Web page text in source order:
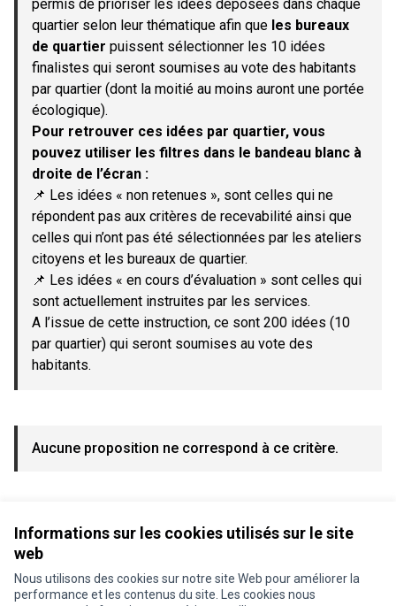
Informations sur les cookies utilisés sur le site
web
Nous utilisons des cookies sur notre site Web pour améliorer la
performance et les contenus du site. Les cookies nous
permis de prioriser les idées déposées dans chaque
quartier selon leur thématique afin que les bureaux
de quartier puissent sélectionner les 10 idées
finalistes qui seront soumises au vote des habitants
par quartier (dont la moitié au moins auront une portée
écologique).
Pour retrouver ces idées par quartier, vous
pouvez utiliser les filtres dans le bandeau blanc à
droite de l’écran :
📌 Les idées « non retenues », sont celles qui ne
répondent pas aux critères de recevabilité ainsi que
celles qui n’ont pas été sélectionnées par les ateliers
citoyens et les bureaux de quartier.
📌 Les idées « en cours d’évaluation » sont celles qui
sont actuellement instruites par les services.
A l’issue de cette instruction, ce sont 200 idées (10
par quartier) qui seront soumises au vote des
habitants.
Aucune proposition ne correspond à ce critère.
Conditions d'utilisation
Paramètres des cookies